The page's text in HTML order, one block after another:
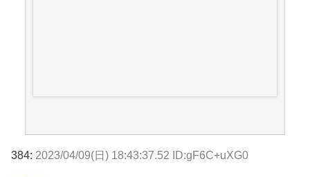
384: 2023/04/09(日) 18:43:37.52 ID:gF6C+uXG0